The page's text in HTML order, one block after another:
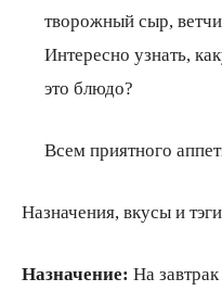
творожный сыр,
Интересно узнать,
это блюдо?
Всем приятного
Назначения, вкусы и
Назначение: На